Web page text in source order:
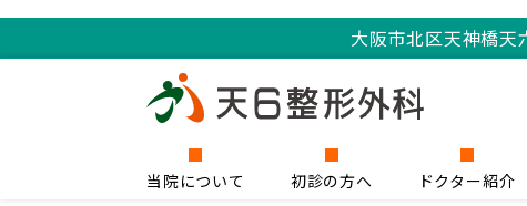
大阪市北区天神橋天
当院について 初診の方へ ドクター紹介